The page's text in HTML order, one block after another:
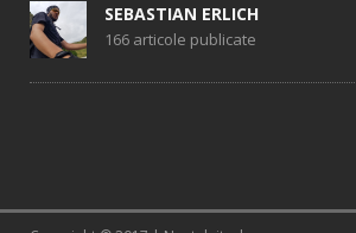
SEBASTIAN ERLICH
166 articole publicate